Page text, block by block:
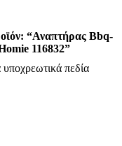
“Αναπτήρας Bbq-
116832”
πεδία